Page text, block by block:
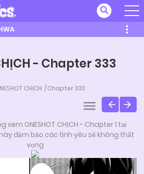
- Chapter 333
CHỊCH Chapter 333
xem ONESHOT CHỊCH - Chapter 1 tại
đảm bảo các tình yêu sẽ không thất
vọng